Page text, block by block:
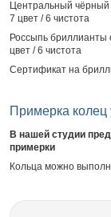
Центральный чёрный
7 цвет / 6 чистота
Россыпь бриллианты
цвет / 6 чистота
Сертификат на
Примерка колец
В нашей студии
примерки
Кольца можно